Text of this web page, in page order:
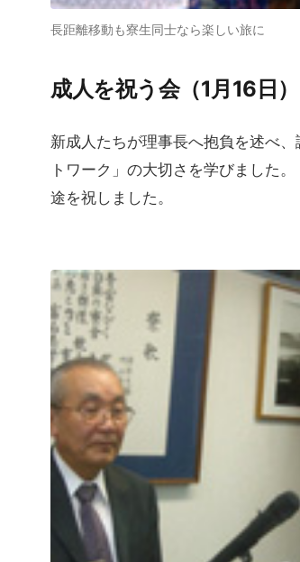
長距離移動も寮生同士なら楽しい旅に
成人を​祝う​会​（1月16日）
新成人たちが理事長へ抱負を述べ
トワーク」の大切さを学びました
途を祝しました。